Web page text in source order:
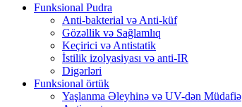
Funksional Pudra
Anti-bakterial və Anti-küf
Gözəllik və Sağlamlıq
Keçirici və Antistatik
İstilik izolyasiyası və anti-IR
Digərləri
Funksional örtük
Yaşlanma Əleyhinə və UV-dən Müdafiə